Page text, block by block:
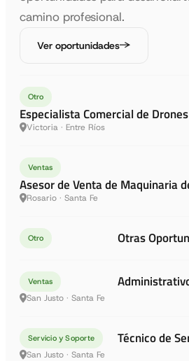
camino profesional.
Ver oportunidades
Otro
Especialista Comercial de
Victoria · Entre Ríos
Ventas
Asesor de Venta de Maquinaria
Rosario · Santa Fe
Otro Otras
Ventas
San Justo · Santa Fe
Servicio y Soporte Técnico de
San Justo · Santa Fe